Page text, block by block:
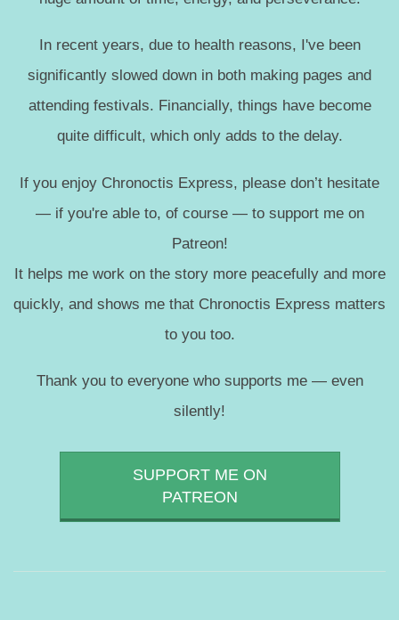
In recent years, due to health reasons, I've been
significantly slowed down in both making pages and
attending festivals. Financially, things have become
quite difficult, which only adds to the delay.
If you enjoy Chronoctis Express, please don’t hesitate
— if you're able to, of course — to support me on
Patreon!
It helps me work on the story more peacefully and more
quickly, and shows me that Chronoctis Express matters
to you too.
Thank you to everyone who supports me — even
silently!
SUPPORT ME ON
PATREON